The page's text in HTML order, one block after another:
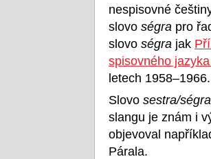
nespisovné
slovo ségra pro
slovo ségra jak
spisovného
letech 1958–1966.
Slovo sestra/
slangu je znám i
objevoval
Párala.